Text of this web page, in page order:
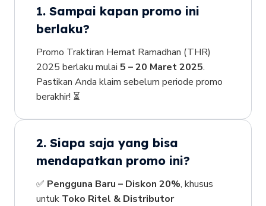
1. Sampai kapan promo ini
berlaku?
Promo Traktiran Hemat Ramadhan (THR)
2025 berlaku mulai 5 – 20 Maret 2025.
Pastikan Anda klaim sebelum periode promo
berakhir! ⏳
2. Siapa saja yang bisa
mendapatkan promo ini?
✅ Pengguna Baru – Diskon 20%, khusus
untuk Toko Ritel & Distributor